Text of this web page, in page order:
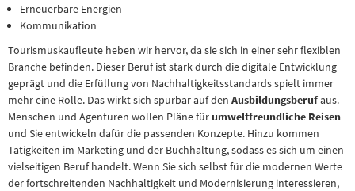
Erneuerbare Energien
Kommunikation
Tourismuskaufleute heben wir hervor, da sie sich in einer sehr flexiblen
Branche befinden. Dieser Beruf ist stark durch die digitale Entwicklung
geprägt und die Erfüllung von Nachhaltigkeitsstandards spielt immer
mehr eine Rolle. Das wirkt sich spürbar auf den Ausbildungsberufaus.
Menschen und Agenturen wollen Pläne fürumweltfreundliche Reisen
und Sie entwickeln dafür die passenden Konzepte. Hinzu kommen
Tätigkeiten im Marketing und der Buchhaltung, sodass es sich um einen
vielseitigen Beruf handelt. Wenn Sie sich selbst für die modernen Werte
der fortschreitenden Nachhaltigkeit und Modernisierung interessieren,